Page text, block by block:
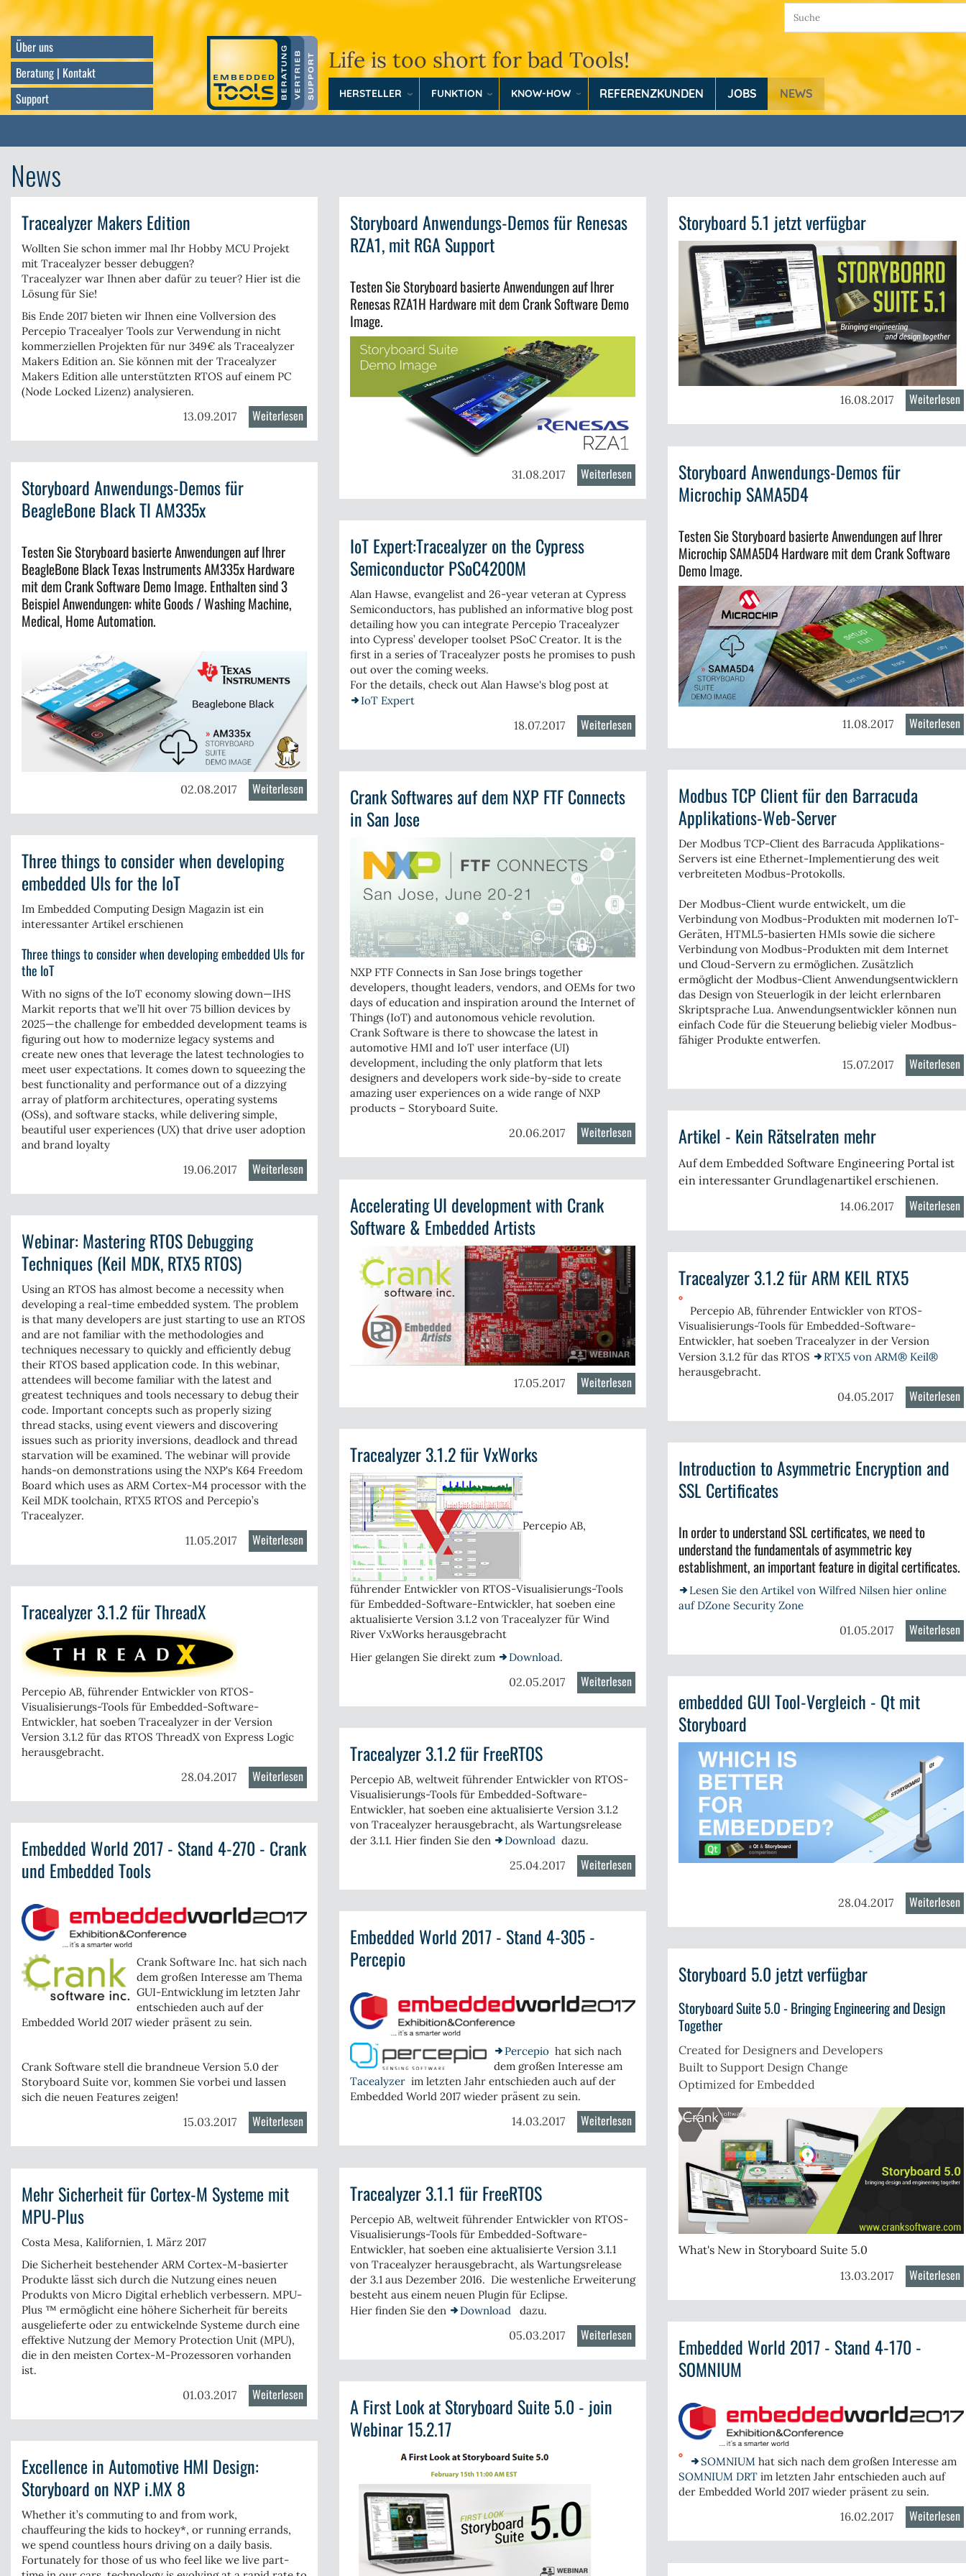
Direkt
InhaltÜber uns
Beratung | Kontakt
Support
Life is too short for bad Tools!
HERSTELLER FUNKTION KNOW-HOW REFERENZKUNDEN JOBS NEWS
News
Tracealyzer Makers Edition
Wollten Sie schon immer mal Ihr Hobby MCU Projekt
mit Tracealyzer besser debuggen?
Tracealyzer war Ihnen aber dafür zu teuer? Hier ist die
Lösung für Sie!
Bis Ende 2017 bieten wir Ihnen eine Vollversion des
Percepio Tracealyer Tools zur Verwendung in nicht
kommerziellen Projekten für nur 349€ als Tracealyzer
Makers Edition an. Sie können mit der Tracealyzer
Makers Edition alle unterstützten RTOS auf einem PC
(Node Locked Lizenz) analysieren.
13.09.2017 Weiterlesen
Tracealyzer
Edition
Storyboard Anwendungs-Demos für Renesas
RZA1, mit RGA Support
Testen Sie Storyboard basierte Anwendungen auf Ihrer
Renesas RZA1H Hardware mit dem Crank Software Demo
Image.
31.08.2017 Weiterlesen
Storyboard
Demos
RGA
Storyboard 5.1 jetzt verfügbar
16.08.2017 Weiterlesen
Storyboard Anwendungs-Demos für
Microchip SAMA5D4
Testen Sie Storyboard basierte Anwendungen auf Ihrer
Microchip SAMA5D4 Hardware mit dem Crank Software
Demo Image.
11.08.2017 Weiterlesen
Storyboard Anwendungs-Demos für
BeagleBone Black TI AM335x
Testen Sie Storyboard basierte Anwendungen auf Ihrer
BeagleBone Black Texas Instruments AM335x Hardware
mit dem Crank Software Demo Image. Enthalten sind 3
Beispiel Anwendungen: white Goods / Washing Machine,
Medical, Home Automation.
02.08.2017 Weiterlesen
Storyboard
Anwendungs-
Demos
IoT Expert:Tracealyzer on the Cypress
Semiconductor PSoC4200M
Alan Hawse, evangelist and 26-year veteran at Cypress
Semiconductors, has published an informative blog post
detailing how you can integrate Percepio Tracealyzer
into Cypress’ developer toolset PSoC Creator. It is the
first in a series of Tracealyzer posts he promises to push
out over the coming weeks.
For the details, check out Alan Hawse's blog post at
IoT Expert
18.07.2017 Weiterlesen
IoT
on
Semiconductor
PSoC4200M
Modbus TCP Client für den Barracuda
Applikations-Web-Server
Der Modbus TCP-Client des Barracuda Applikations-
Servers ist eine Ethernet-Implementierung des weit
verbreiteten Modbus-Protokolls.
Der Modbus-Client wurde entwickelt, um die
Verbindung von Modbus-Produkten mit modernen IoT-
Geräten, HTML5-basierten HMIs sowie die sichere
Verbindung von Modbus-Produkten mit dem Internet
und Cloud-Servern zu ermöglichen. Zusätzlich
ermöglicht der Modbus-Client Anwendungsentwicklern
das Design von Steuerlogik in der leicht erlernbaren
Skriptsprache Lua. Anwendungsentwickler können nun
einfach Code für die Steuerung beliebig vieler Modbus-
fähiger Produkte entwerfen.
15.07.2017 Weiterlesen
Crank Softwares auf dem NXP FTF Connects
in San Jose
NXP FTF Connects in San Jose brings together
developers, thought leaders, vendors, and OEMs for two
days of education and inspiration around the Internet of
Things (IoT) and autonomous vehicle revolution.
Crank Software is there to showcase the latest in
automotive HMI and IoT user interface (UI)
development, including the only platform that lets
designers and developers work side-by-side to create
amazing user experiences on a wide range of NXP
products – Storyboard Suite.
20.06.2017 Weiterlesen
Crank
auf
Connects
Jose
Three things to consider when developing
embedded UIs for the IoT
Im Embedded Computing Design Magazin ist ein
interessanter Artikel erschienen
Three things to consider when developing embedded UIs for
the IoT
With no signs of the IoT economy slowing down—IHS
Markit reports that we’ll hit over 75 billion devices by
2025—the challenge for embedded development teams is
figuring out how to modernize legacy systems and
create new ones that leverage the latest technologies to
meet user expectations. It comes down to squeezing the
best functionality and performance out of a dizzying
array of platform architectures, operating systems
(OSs), and software stacks, while delivering simple,
beautiful user experiences (UX) that drive user adoption
and brand loyalty
19.06.2017 Weiterlesen
Three
to
for
Artikel - Kein Rätselraten mehr
Auf dem Embedded Software Engineering Portal ist
ein interessanter Grundlagenartikel erschienen.
14.06.2017
Weiterlesen
Accelerating UI development with Crank
Software & Embedded Artists
17.05.2017 Weiterlesen
Accelerating
development
Webinar: Mastering RTOS Debugging
Techniques (Keil MDK, RTX5 RTOS)
Using an RTOS has almost become a necessity when
developing a real-time embedded system. The problem
is that many developers are just starting to use an RTOS
and are not familiar with the methodologies and
techniques necessary to quickly and efficiently debug
their RTOS based application code. In this webinar,
attendees will become familiar with the latest and
greatest techniques and tools necessary to debug their
code. Important concepts such as properly sizing
thread stacks, using event viewers and discovering
issues such as priority inversions, deadlock and thread
starvation will be examined. The webinar will provide
hands-on demonstrations using the NXP's K64 Freedom
Board which uses as ARM Cortex-M4 processor with the
Keil MDK toolchain, RTX5 RTOS and Percepio’s
Tracealyzer.
11.05.2017 Weiterlesen
Webinar:
RTOS
Techniques
Tracealyzer 3.1.2 für ARM KEIL RTX5
Percepio AB, führender Entwickler von RTOS-
Visualisierungs-Tools für Embedded-Software-
Entwickler, hat soeben Tracealyzer in der Version
Version 3.1.2 für das RTOS
RTX5 von ARM® Keil®
herausgebracht.
04.05.2017 Weiterlesen
Tracealyzer 3.1.2 für VxWorks
Percepio AB,
führender Entwickler von RTOS-Visualisierungs-Tools
für Embedded-Software-Entwickler, hat soeben eine
aktualisierte Version 3.1.2 von Tracealyzer für Wind
River VxWorks herausgebracht
Hier gelangen Sie direkt zum
Download.
02.05.2017 Weiterlesen
Tracealyzer
für
Introduction to Asymmetric Encryption and
SSL Certificates
In order to understand SSL certificates, we need to
understand the fundamentals of asymmetric key
establishment, an important feature in digital certificates.
Lesen Sie den Artikel von Wilfred Nilsen hier online
auf DZone Security Zone
01.05.2017 Weiterlesen
Tracealyzer 3.1.2 für ThreadX
Percepio AB, führender Entwickler von RTOS-
Visualisierungs-Tools für Embedded-Software-
Entwickler, hat soeben Tracealyzer in der Version
Version 3.1.2 für das RTOS ThreadX von Express Logic
herausgebracht.
28.04.2017 Weiterlesen
Tracealyzer
für
ThreadX
embedded GUI Tool-Vergleich - Qt mit
Storyboard
28.04.2017 Weiterlesen
Tracealyzer 3.1.2 für FreeRTOS
Percepio AB, weltweit führender Entwickler von RTOS-
Visualisierungs-Tools für Embedded-Software-
Entwickler, hat soeben eine aktualisierte Version 3.1.2
von Tracealyzer herausgebracht, als Wartungsrelease
der 3.1.1. Hier finden Sie den
Download dazu.
25.04.2017 Weiterlesen
Tracealyzer
für
Embedded World 2017 - Stand 4-270 - Crank
und Embedded Tools
Crank Software Inc. hat sich nach
dem großen Interesse am Thema
GUI-Entwicklung im letzten Jahr
entschieden auch auf der
Embedded World 2017 wieder präsent zu sein.
Crank Software stell die brandneue Version 5.0 der
Storyboard Suite vor, kommen Sie vorbei und lassen
sich die neuen Features zeigen!
15.03.2017 Weiterlesen
Embedded
2017
Embedded World 2017 - Stand 4-305 -
Percepio
Percepio hat sich nach
dem großen Interesse am
Tacealyzer im letzten Jahr entschieden auch auf der
Embedded World 2017 wieder präsent zu sein.
14.03.2017 Weiterlesen
Embedded
2017
Percepio
Storyboard 5.0 jetzt verfügbar
Storyboard Suite 5.0 - Bringing Engineering and Design
Together
Created for Designers and Developers
Built to Support Design Change
Optimized for Embedded
What's New in Storyboard Suite 5.0
13.03.2017
Weiterlesen
Tracealyzer 3.1.1 für FreeRTOS
Percepio AB, weltweit führender Entwickler von RTOS-
Visualisierungs-Tools für Embedded-Software-
Entwickler, hat soeben eine aktualisierte Version 3.1.1
von Tracealyzer herausgebracht, als Wartungsrelease
der 3.1 aus Dezember 2016. Die westenliche Erweiterung
besteht aus einem neuen Plugin für Eclipse.
Hier finden Sie den
Download dazu.
05.03.2017 Weiterlesen
Tracealyzer
für
Mehr Sicherheit für Cortex-M Systeme mit
MPU-Plus
Costa Mesa, Kalifornien, 1. März 2017
Die Sicherheit bestehender ARM Cortex-M-basierter
Produkte lässt sich durch die Nutzung eines neuen
Produkts von Micro Digital erheblich verbessern. MPU-
Plus ™ ermöglicht eine höhere Sicherheit für bereits
ausgelieferte oder zu entwickelnde Systeme durch eine
effektive Nutzung der Memory Protection Unit (MPU),
die in den meisten Cortex-M-Prozessoren vorhanden
ist.
01.03.2017 Weiterlesen
Mehr
für
Embedded World 2017 - Stand 4-170 -
SOMNIUM
SOMNIUM hat sich nach dem großen Interesse am
SOMNIUM DRT im letzten Jahr entschieden auch auf
der Embedded World 2017 wieder präsent zu sein.
16.02.2017 Weiterlesen
A First Look at Storyboard Suite 5.0 - join
Webinar 15.2.17
Excellence in Automotive HMI Design:
Storyboard on NXP i.MX 8
Whether it’s commuting to and from work,
chauffeuring the kids to hockey*, or running errands,
we spend countless hours driving on a daily basis.
Fortunately for those of us who feel like we live part-